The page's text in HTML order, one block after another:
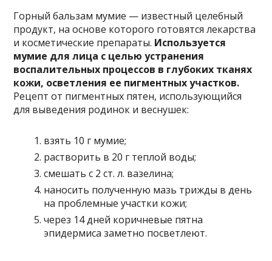
Горный бальзам мумие — известный целебный
продукт, на основе которого готовятся лекарства
и косметические препараты. Используется
мумие для лица с целью устранения
воспалительных процессов в глубоких тканях
кожи, осветления ее пигментных участков.
Рецепт от пигментных пятен, использующийся
для выведения родинок и веснушек:
взять 10 г мумие;
растворить в 20 г теплой воды;
смешать с 2 ст. л. вазелина;
наносить полученную мазь трижды в день
на проблемные участки кожи;
через 14 дней коричневые пятна
эпидермиса заметно посветлеют.